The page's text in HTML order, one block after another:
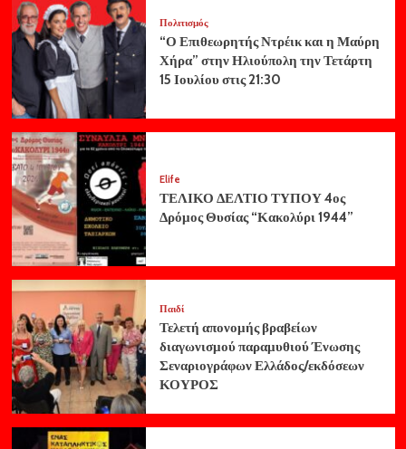
Πολιτισμός
“Ο Επιθεωρητής Ντρέικ και η Μαύρη
Χήρα” στην Ηλιούπολη την Τετάρτη
15 Ιουλίου στις 21:30
Elife
ΤΕΛΙΚΟ ΔΕΛΤΙΟ ΤΥΠΟΥ 4ος
Δρόμος Θυσίας “Κακολύρι 1944”
Παιδί
Τελετή απονομής βραβείων
διαγωνισμού παραμυθιού Ένωσης
Σεναριογράφων Ελλάδος/εκδόσεων
ΚΟΥΡΟΣ